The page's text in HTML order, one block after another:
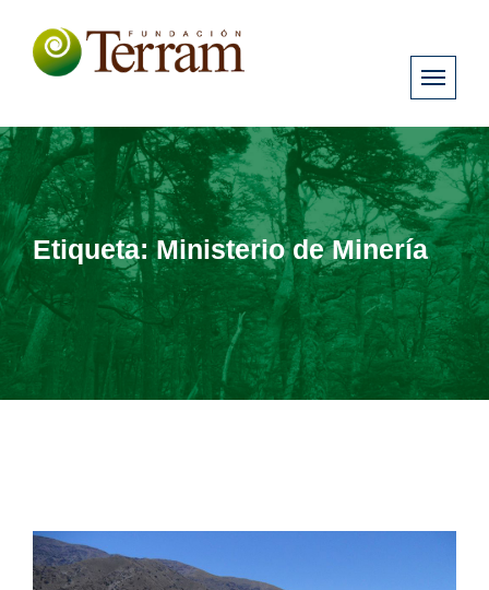
Etiqueta:Ministerio de Minería